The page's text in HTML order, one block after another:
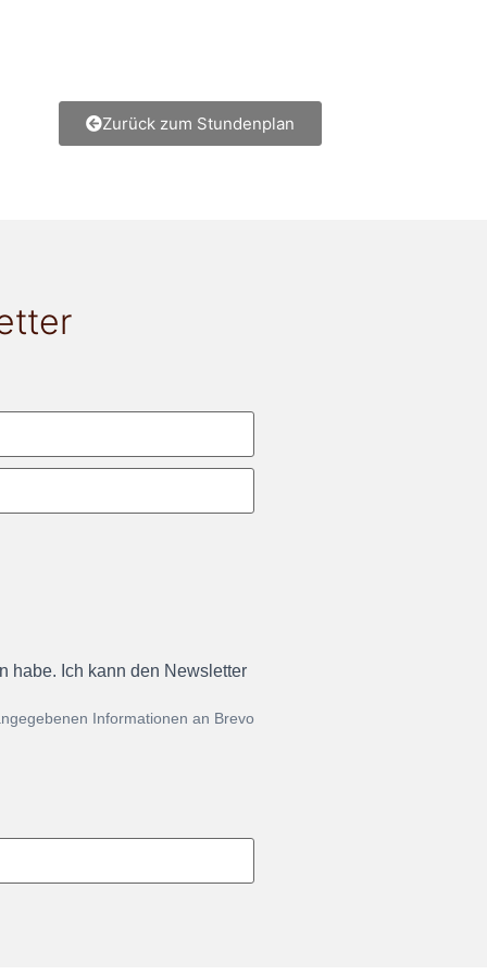
Zurück zum Stundenplan
habe. Ich kann den Newsletter
Informationen an Brevo